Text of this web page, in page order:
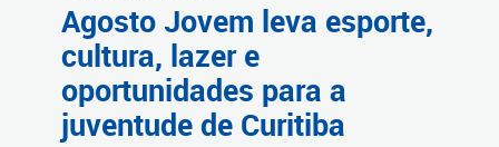
Agosto Jovem leva esporte,
cultura, lazer e
oportunidades para a
juventude de Curitiba